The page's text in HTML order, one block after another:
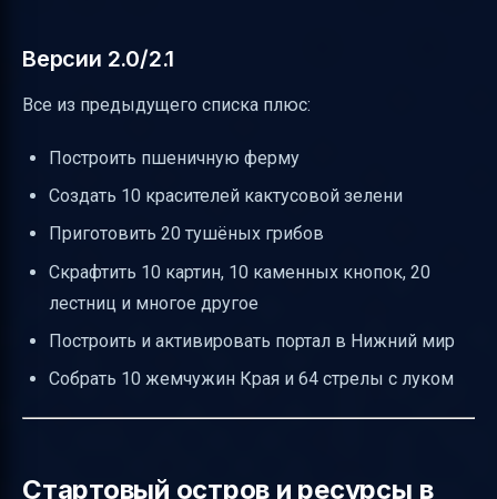
Версии 2.0/2.1
Все из предыдущего списка плюс:
Построить пшеничную ферму
Создать 10 красителей кактусовой зелени
Приготовить 20 тушёных грибов
Скрафтить 10 картин, 10 каменных кнопок, 20
лестниц и многое другое
Построить и активировать портал в Нижний мир
Собрать 10 жемчужин Края и 64 стрелы с луком
Стартовый остров и ресурсы в